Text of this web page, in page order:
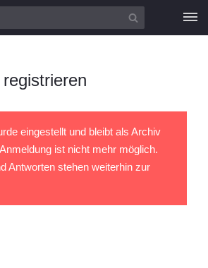
eingestellt und bleibt als Archiv
ist nicht mehr möglich.
Antworten stehen weiterhin zur